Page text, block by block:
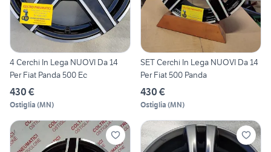
4 Cerchi In Lega NUOVI Da 14
Per Fiat Panda 500 Ec
430 €
Ostiglia (MN)
SET Cerchi In Lega NUOVI Da 14
Per Fiat 500 Panda
430 €
Ostiglia (MN)